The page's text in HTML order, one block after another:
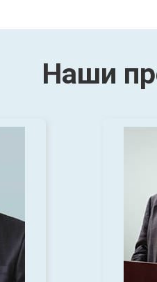
Наши